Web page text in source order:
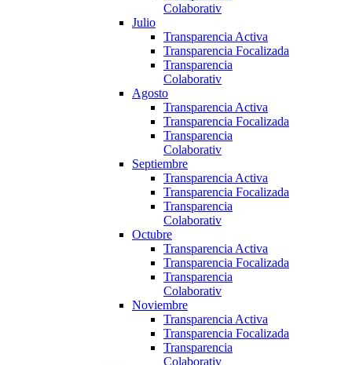
Colaborativ
Julio
Transparencia Activa
Transparencia Focalizada
Transparencia
Colaborativ
Agosto
Transparencia Activa
Transparencia Focalizada
Transparencia
Colaborativ
Septiembre
Transparencia Activa
Transparencia Focalizada
Transparencia
Colaborativ
Octubre
Transparencia Activa
Transparencia Focalizada
Transparencia
Colaborativ
Noviembre
Transparencia Activa
Transparencia Focalizada
Transparencia
Colaborativ